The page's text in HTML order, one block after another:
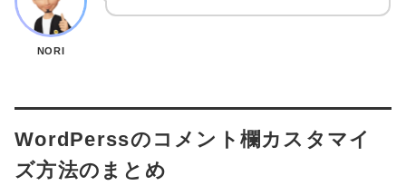
NORI
WordPerssのコメント欄カスタマイ
ズ方法のまとめ